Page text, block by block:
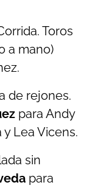
Toros
a mano)
de rejones.
para Andy
Lea Vicens.
sin
para